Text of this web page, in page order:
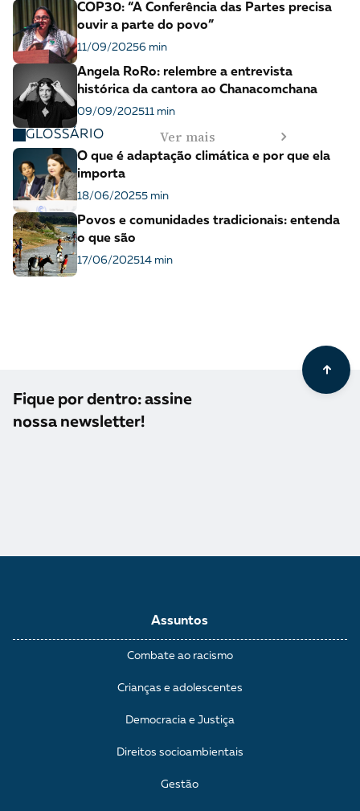
COP30: “A Conferência das Partes precisa
ouvir a parte do povo”
11/09/20256 min
Angela RoRo: relembre a entrevista
histórica da cantora ao Chanacomchana
09/09/202511 min
GLOSSÁRIO Ver mais
O que é adaptação climática e por que ela
importa
18/06/20255 min
Povos e comunidades tradicionais: entenda
o que são
17/06/202514 min
Fique por dentro: assine
nossa newsletter!
Assuntos
Combate ao racismo
Crianças e adolescentes
Democracia e Justiça
Direitos socioambientais
Gestão